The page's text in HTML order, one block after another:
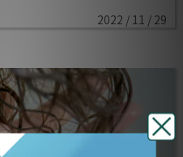
2022 / 11 / 29